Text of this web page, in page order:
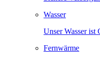
Wasser
Unser Wasser ist
Fernwärme